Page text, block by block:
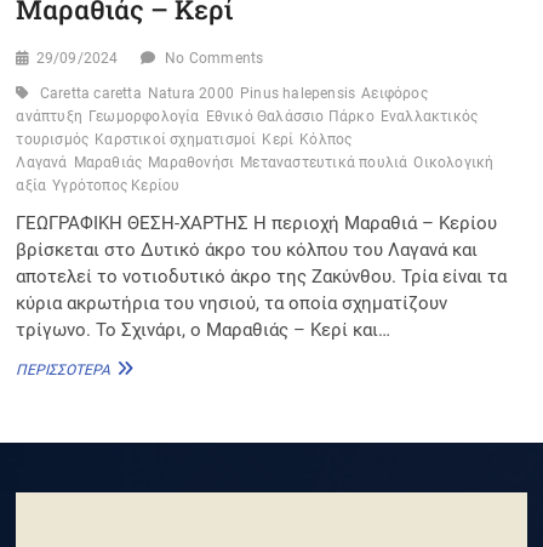
Μαραθιάς – Κερί
29/09/2024 No Comments
Caretta caretta Natura 2000 Pinus halepensis Αειφόρος
ανάπτυξη Γεωμορφολογία Εθνικό Θαλάσσιο Πάρκο Εναλλακτικός
τουρισμός Καρστικοί σχηματισμοί Κερί Κόλπος
Λαγανά Μαραθιάς Μαραθονήσι Μεταναστευτικά πουλιά Οικολογική
αξία Υγρότοπος Κερίου
ΓΕΩΓΡΑΦΙΚΗ ΘΕΣΗ-ΧΑΡΤΗΣ Η περιοχή Μαραθιά – Κερίου
βρίσκεται στο Δυτικό άκρο του κόλπου του Λαγανά και
αποτελεί το νοτιοδυτικό άκρο της Ζακύνθου. Τρία είναι τα
κύρια ακρωτήρια του νησιού, τα οποία σχηματίζουν
τρίγωνο. Το Σχινάρι, ο Μαραθιάς – Κερί και…
ΠΕΡΙΣΣΌΤΕΡΑ ΜΑΡΑΘΙΆΣ